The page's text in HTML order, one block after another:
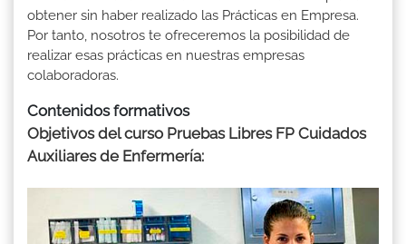
obtener sin haber realizado las Prácticas en Empresa.
Por tanto, nosotros te ofreceremos la posibilidad de
realizar esas prácticas en nuestras empresas
colaboradoras.
Contenidos formativos
Objetivos del curso Pruebas Libres FP Cuidados
Auxiliares de Enfermería: